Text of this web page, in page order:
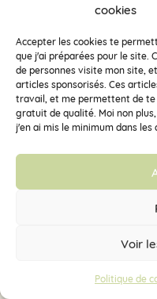
cookies
Accepter les cookies te
que j'ai préparées pour le site.
de personnes visite mon site,
articles sponsorisés. Ces
travail, et me permettent de te
gratuit de qualité. Moi non
j'en ai mis le minimum dans les
Voir
Politique de